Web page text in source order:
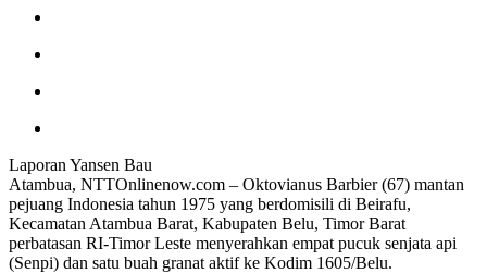
Laporan Yansen Bau
Atambua, NTTOnlinenow.com – Oktovianus Barbier (67) mantan
pejuang Indonesia tahun 1975 yang berdomisili di Beirafu,
Kecamatan Atambua Barat, Kabupaten Belu, Timor Barat
perbatasan RI-Timor Leste menyerahkan empat pucuk senjata api
(Senpi) dan satu buah granat aktif ke Kodim 1605/Belu.